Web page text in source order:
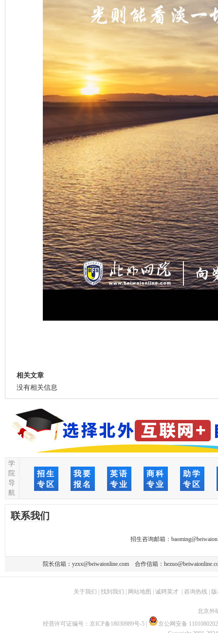
相关文章
没有相关信息
学
院
导
航
招生
专区
我要
报名
英语
专业
商科
专业
助学
专区
联系我们
招生咨询邮箱：
院长信箱： yzxx@beiwaionline.com 合作信箱：
关于我们 找到我们 网站地图 诚聘英才| 咨询热线|
北京外
经营许可证编号： 京ICP备18030989号-5
京公网安备